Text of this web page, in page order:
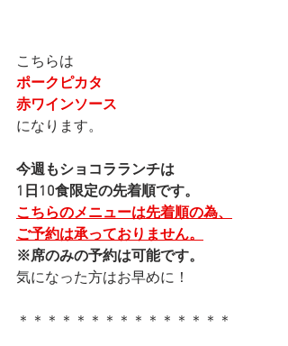
こちらは
ポークピカタ
赤ワインソース
になります。
今週もショコラランチは
1日10食限定の先着順です。
こちらのメニューは先着順の為、
ご予約は承っておりません。
※席のみの予約は可能です。
気になった方はお早めに！
＊＊＊＊＊＊＊＊＊＊＊＊＊＊＊